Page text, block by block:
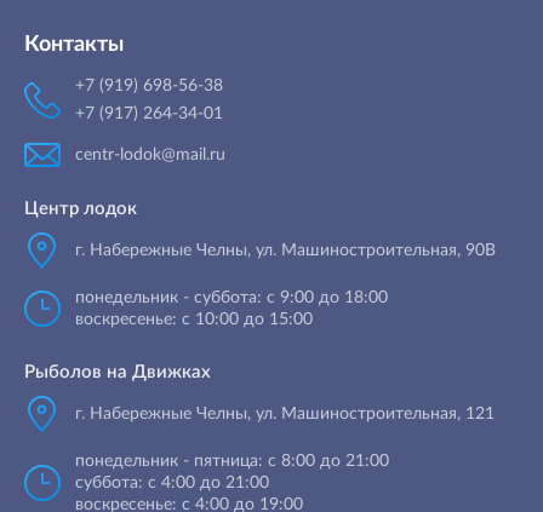
Контакты
+7 (919) 698-56-38
+7 (917) 264-34-01
centr-lodok@mail.ru
Центр лодок
г. Набережные Челны, ул. Машиностроительная, 90B
понедельник - суббота: с 9:00 до 18:00
воскресенье: с 10:00 до 15:00
Рыболов на Движках
г. Набережные Челны, ул. Машиностроительная, 121
понедельник - пятница: с 8:00 до 21:00
суббота: с 4:00 до 21:00
воскресенье: с 4:00 до 19:00